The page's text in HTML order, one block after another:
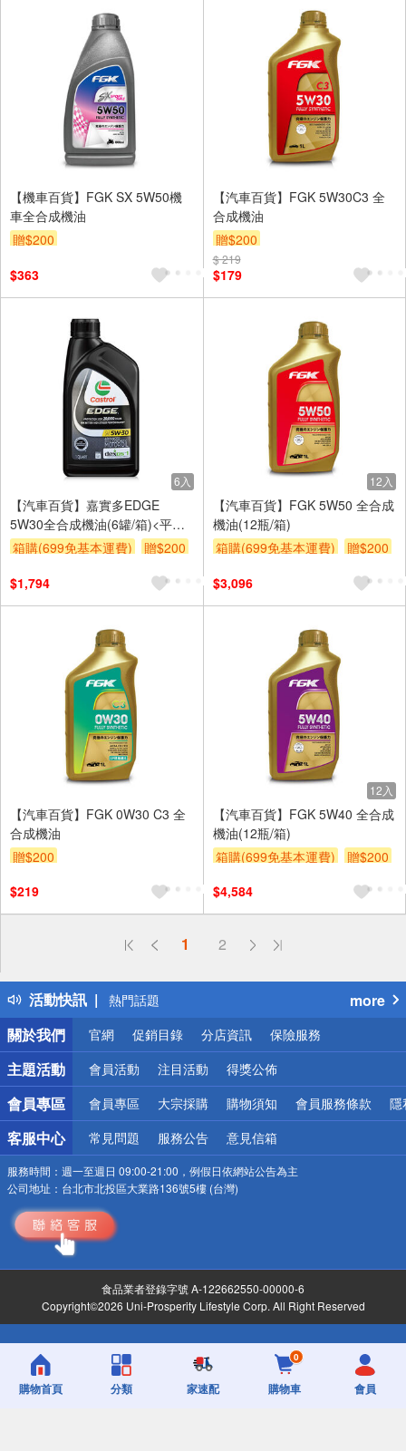
【機車百貨】FGK SX 5W50機
車全合成機油
贈$200
$363
【汽車百貨】FGK 5W30C3 全
合成機油
贈$200
$ 219
$179
6入
【汽車百貨】嘉實多EDGE
5W30全合成機油(6罐/箱)<平行
輸入>
箱購(699免基本運費)
贈$200
$1,794
12入
【汽車百貨】FGK 5W50 全合成
機油(12瓶/箱)
箱購(699免基本運費)
贈$200
$3,096
【汽車百貨】FGK 0W30 C3 全
合成機油
贈$200
$219
12入
【汽車百貨】FGK 5W40 全合成
機油(12瓶/箱)
箱購(699免基本運費)
贈$200
$4,584
1 2
活動快訊
偏遠地區配送
得獎公告
熱門話題
銀行優惠
偏遠地區配送
詐騙網頁！請小心！
more
關於我們
官網 促銷目錄 分店資訊 保險服務
主題活動 會員活動 注目活動 得獎公佈
會員專區 會員專區 大宗採購 購物須知 會員服務條款 隱
客服中心 常見問題 服務公告 意見信箱
服務時間： 週一至週日 09:00-21:00，例假日依網站公告為主
公司地址： 台北市北投區大業路136號5樓 (台灣)
食品業者登錄字號 A-122662550-00000-6
Copyright©2026 Uni-Prosperity Lifestyle Corp. All Right Reserved
購物首頁 分類 家速配
0
購物車 會員